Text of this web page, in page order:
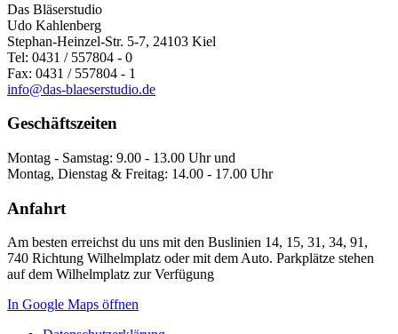
Das Bläserstudio
Udo Kahlenberg
Stephan-Heinzel-Str. 5-7, 24103 Kiel
Tel: 0431 / 557804 - 0
Fax: 0431 / 557804 - 1
info@das-blaeserstudio.de
Geschäftszeiten
Montag - Samstag: 9.00 - 13.00 Uhr und
Montag, Dienstag & Freitag: 14.00 - 17.00 Uhr
Anfahrt
Am besten erreichst du uns mit den Buslinien 14, 15, 31, 34, 91,
740 Richtung Wilhelmplatz oder mit dem Auto. Parkplätze stehen
auf dem Wilhelmplatz zur Verfügung
In Google Maps öffnen